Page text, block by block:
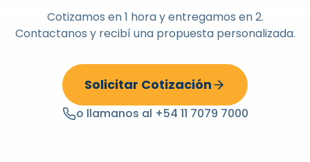
Cotizamos en 1 hora y entregamos en 2.
Contactanos y recibí una propuesta personalizada.
Solicitar Cotización
o llamanos al +54 11 7079 7000